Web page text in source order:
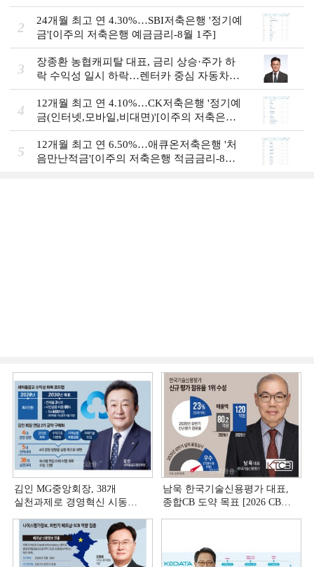
2
24개월 최고 연 4.30%…SBI저축은행 '정기예
금'[이주의 저축은행 예금금리-8월 1주]
3
장종환 농협캐피탈 대표, 금리 상승·주가 하
락 수익성 일시 하락…렌터카 중심 자동차금
융 성장세 [2026 금융사 상반기 실적]
4
12개월 최고 연 4.10%…CK저축은행 '정기예
금(인터넷,모바일,비대면)'[이주의 저축은행
예금금리-8월 1주]
5
12개월 최고 연 6.50%…애큐온저축은행 '처
음만난적금'[이주의 저축은행 적금금리-8월
김인 MG중앙회장, 38개
실천과제로 경영혁신 시동
남욱 한국기술신용평가 대표,
종합CB 도약 목표 [2026 CB사